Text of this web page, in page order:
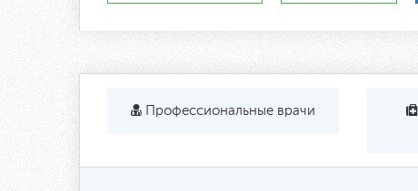
Профессиональные врачи